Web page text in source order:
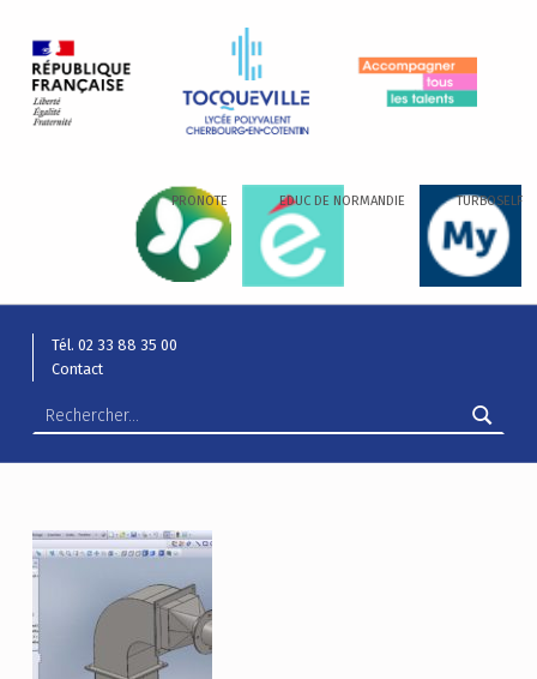
PRONOTE EDUC DE NORMANDIE TURBOSELF
Tél. 02 33 88 35 00
Contact